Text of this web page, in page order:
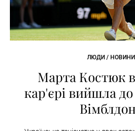
ЛЮДИ / НОВИНИ
Марта Костюк
кар'єрі вийшла